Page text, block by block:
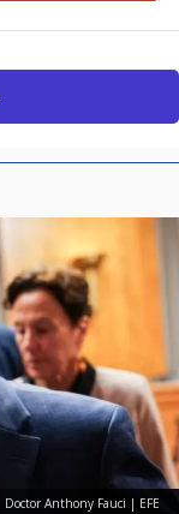
Doctor Anthony Fauci | EFE